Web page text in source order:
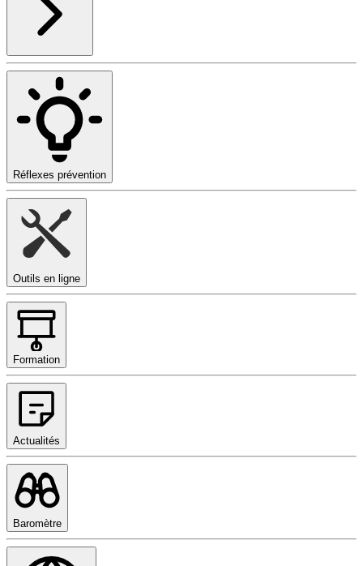
Réflexes prévention
Outils en ligne
Formation
Actualités
Baromètre